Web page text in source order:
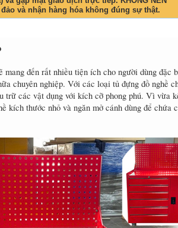
và nhận hàng hóa không đúng sự thật.
mang đến rất nhiều tiện ích cho người dùng đặc
chuyên nghiệp. Với các loại tủ đựng đồ nghề
trữ các vật dụng với kích cỡ phong phú. Vì vừa
kích thước nhỏ và ngăn mở cánh dùng để chứa